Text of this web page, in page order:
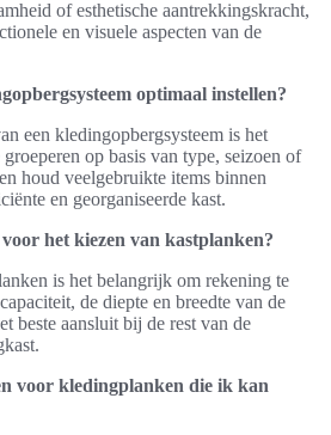
of esthetische aantrekkingskracht,
en visuele aspecten van de
optimaal instellen?
een kledingopbergsysteem is het
op basis van type, seizoen of
houd veelgebruikte items binnen
en georganiseerde kast.
het kiezen van kastplanken?
is het belangrijk om rekening te
de diepte en breedte van de
beste aansluit bij de rest van de
voor kledingplanken die ik kan